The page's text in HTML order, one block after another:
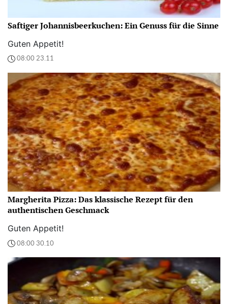
Saftiger Johannisbeerkuchen: Ein Genuss für die Sinne
Guten Appetit!
08:00 23.11
Margherita Pizza: Das klassische Rezept für den
authentischen Geschmack
Guten Appetit!
08:00 30.10